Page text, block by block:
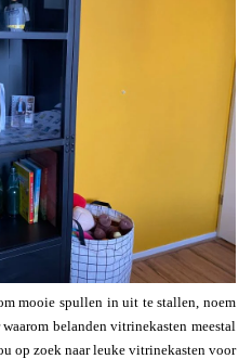
mooie spullen in uit te stallen, noem
belanden vitrinekasten meestal
op zoek naar leuke vitrinekasten voor